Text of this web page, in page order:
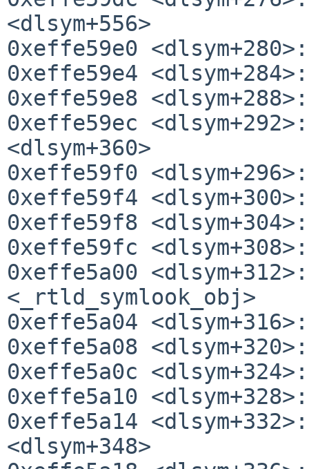
<dlsym+556>
0xeffe59e0
0xeffe59e4
0xeffe59e8
0xeffe59ec
<dlsym+360>
0xeffe59f0
0xeffe59f4
0xeffe59f8
0xeffe59fc
0xeffe5a00
<_rtld_symlook_obj>
0xeffe5a04
0xeffe5a08
0xeffe5a0c
0xeffe5a10
0xeffe5a14
<dlsym+348>